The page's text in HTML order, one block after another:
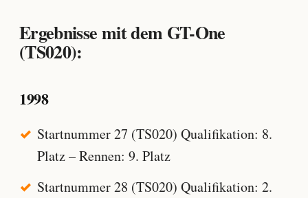
Ergebnisse mit dem GT-One
(TS020):
1998
Startnummer 27 (TS020) Qualifikation: 8.
Platz – Rennen: 9. Platz
Startnummer 28 (TS020) Qualifikation: 2.